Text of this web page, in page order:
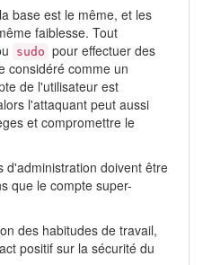
base est le même, et les
faiblesse. Tout
sudo pour effectuer des
considéré comme un
de l'utilisateur est
l'attaquant peut aussi
et compromettre le
d'administration doivent être
que le compte super-
des habitudes de travail,
positif sur la sécurité du